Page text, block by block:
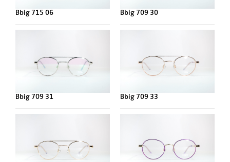
Bbig 715 06 Bbig 709 30
Bbig 709 31 Bbig 709 33